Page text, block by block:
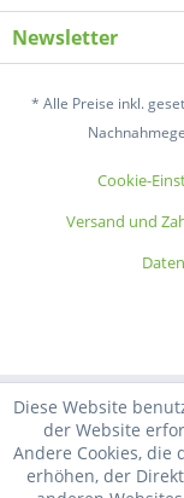
Newsletter
* Alle Preise inkl.
Cookie-
Versand und
Diese Website
der Website
Andere Cookies, die
erhöhen, der